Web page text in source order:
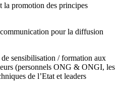
la promotion des principes
pour la diffusion
sensibilisation / formation aux
(personnels ONG & ONGI, les
de l’Etat et leaders